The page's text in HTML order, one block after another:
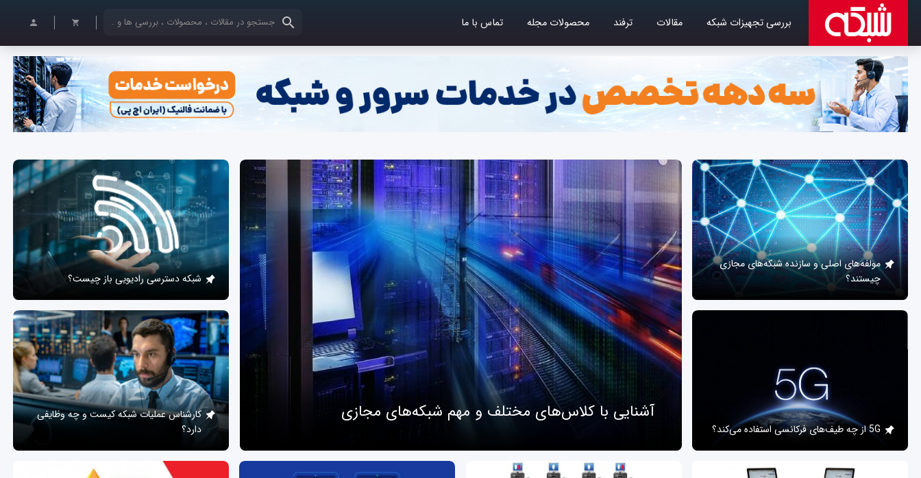
بررسی تجهیزات شبکه مقالات ترفند محصولات مجله تماس با ما کلمات کلیدی خود را وارد کنید
آشنایی با کلاس‌های مختلف و مهم شبکه‌های مجازی
مولفه‌های اصلی و سازنده شبکه‌های مجازی
چیستند؟
5G از چه طیف‌های فرکانسی استفاده می‌کند؟
شبکه دسترسی رادیویی باز چیست؟
کارشناس عملیات شبکه کیست و چه وظایفی
دارد؟